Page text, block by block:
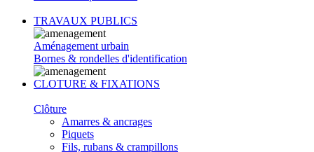
TRAVAUX PUBLICS
Aménagement urbain
Bornes & rondelles d'identification
CLOTURE & FIXATIONS
Clôture
Amarres & ancrages
Piquets
Fils, rubans & crampillons